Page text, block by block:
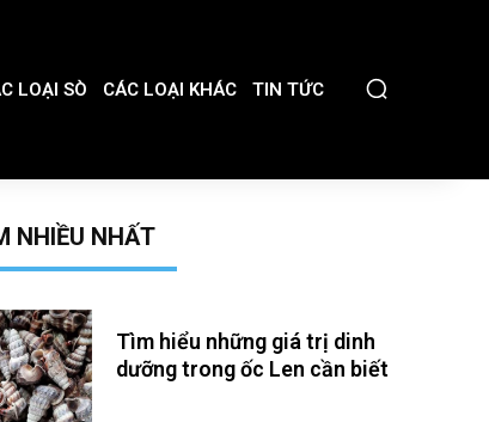
LOẠI SÒ CÁC LOẠI KHÁC TIN TỨC
NHIỀU NHẤT
Tìm hiểu những giá trị dinh
dưỡng trong ốc Len cần biết